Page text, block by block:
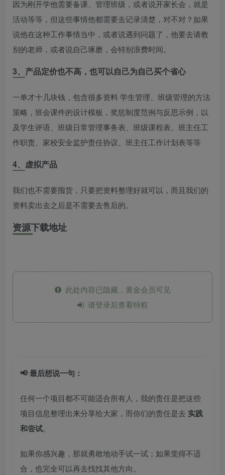
因为刚开学他需要备课、管理班级，或者说开家长会，就是
活动等等，但这些事情他都需要去记录清楚，对不对？如果
说他在这种工作事情当中，或者说遇到问题了，他要去请教
别的老师，或者说自己琢磨，会特别浪费时间。
3、产品定价也不高，也可以自己为自己买个省心
一单才十几块钱，包含很多资料 学生管理、班级管理的方法
策略，班会课件的设计模板，奖惩制度范例与反思示例，以
及学生评语、班级日常管理事务表、班级课程表、班主任工
作职责、家校安全监护责任协议、班主任工作计划表等等
4、虚拟产品
我们也不需要囤货，只要把资料整理好就可以，而且我们的
资料卖出去之后是不需要去售后的。
资源下载地址
此处内容已隐藏，黄金会员可见
请登录后查看特权
📢 最后想说一句：
任何一个项目都不可能适合所有人，我的责任是把这些
项目信息整理出来分享给大家，而你们的责任是去 实践
和尝试。
如果你感兴趣，那就勇敢地动手试一试；如果觉得不适
合，也完全可以再去找找其他方向。